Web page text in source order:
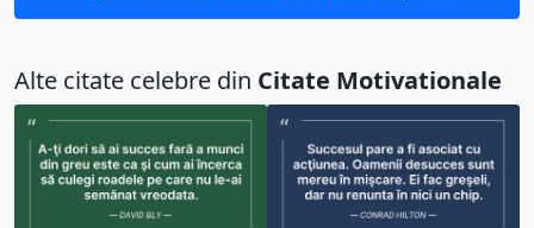
Alte citate celebre din Citate Motivationale